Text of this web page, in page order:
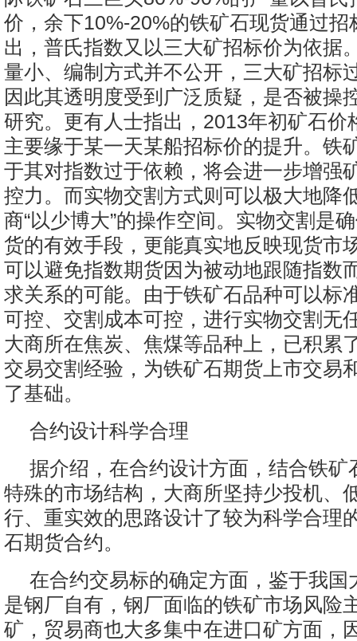
价，余下10%-20%的铁矿石现货通过招
出，普氏指数又以三大矿招标价为依据
量小、编制方式并不公开，三大矿招标
因此其透明度受到广泛质疑，是否被操
研究。更有人士指出，2013年初矿石价
主要缘于某一天某船招标价的提升。铁
于其对指数过于依赖，将会进一步增强
控力。而实物交割方式则可以极大地降
商“以少博大”的操作空间。实物交割是
货的有效手段，更能真实地反映现货市
可以避免指数期货因为被动地跟随指数
求关系的可能。由于铁矿石品种可以标
可控、交割成本可控，进行实物交割无
大商所在焦炭、焦煤等品种上，已积累
交易交割经验，为铁矿石期货上市交易
了基础。
合约设计科学合理
据介绍，在合约设计方面，结合铁矿
特殊的市场结构，大商所坚持少投机、
行、重实效的思路设计了较为科学合理
石期货合约。
在合约交易标的确定方面，鉴于我国
是钢厂自有，钢厂面临的铁矿市场风险
矿，贸易商也大多集中在进口矿方面，